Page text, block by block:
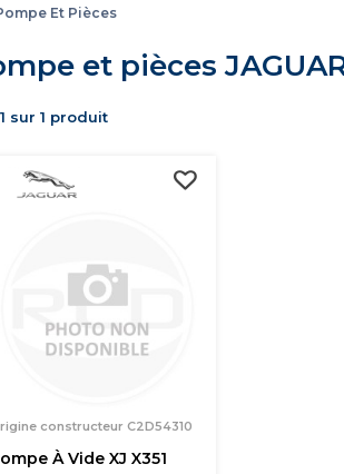
Et Pièces
et pièces
sur 1 produit
constructeur C2D54310
À Vide XJ X351